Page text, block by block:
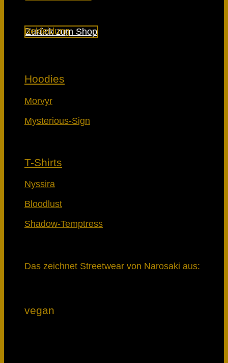
Zurück zum Shop
Bekleidung
Hoodies
Morvyr
Mysterious-Sign
T-Shirts
Nyssira
Bloodlust
Shadow-Temptress
Das zeichnet Streetwear von Narosaki aus:
vegan